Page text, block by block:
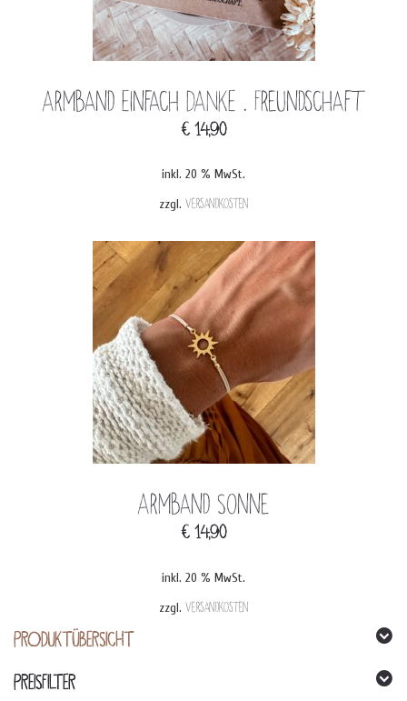
Armband Einfach DANKE . Freundschaft
€ 14,90
inkl. 20 % MwSt.
zzgl. Versandkosten
Armband Sonne
€ 14,90
inkl. 20 % MwSt.
zzgl. Versandkosten
PRODUKTÜBERSICHT
PREISFILTER